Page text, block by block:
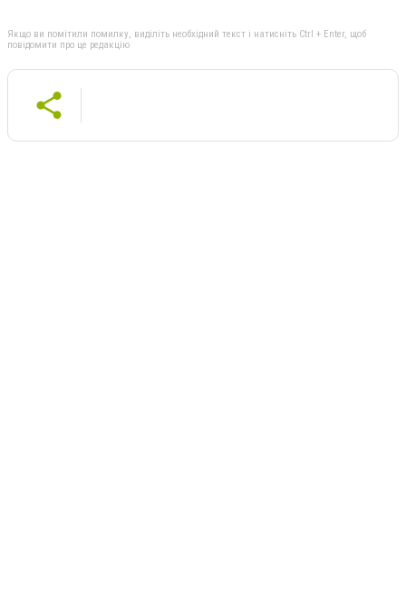
Якщо ви помітили помилку, виділіть необхідний текст і натисніть Ctrl + Enter, щоб
повідомити про це редакцію